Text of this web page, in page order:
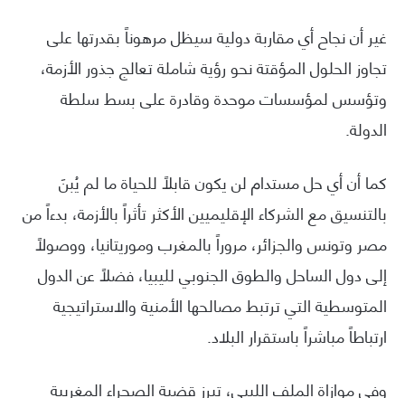
غير أن نجاح أي مقاربة دولية سيظل مرهوناً بقدرتها على
تجاوز الحلول المؤقتة نحو رؤية شاملة تعالج جذور الأزمة،
وتؤسس لمؤسسات موحدة وقادرة على بسط سلطة
الدولة.
كما أن أي حل مستدام لن يكون قابلاً للحياة ما لم يُبنَ
بالتنسيق مع الشركاء الإقليميين الأكثر تأثراً بالأزمة، بدءاً من
مصر وتونس والجزائر، مروراً بالمغرب وموريتانيا، ووصولاً
إلى دول الساحل والطوق الجنوبي لليبيا، فضلاً عن الدول
المتوسطية التي ترتبط مصالحها الأمنية والاستراتيجية
ارتباطاً مباشراً باستقرار البلاد.
وفي موازاة الملف الليبي، تبرز قضية الصحراء المغربية